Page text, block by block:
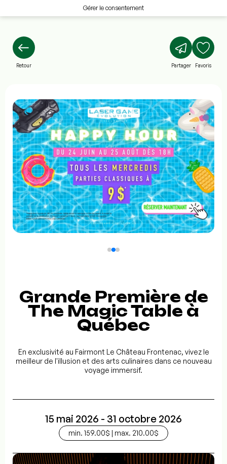
Gérer le consentement
Retour Partager Favoris
Grande Première de
The Magic Table à
Québec
En exclusivité au Fairmont Le Château Frontenac, vivez le
meilleur de l'illusion et des arts culinaires dans ce nouveau
voyage immersif.
15 mai 2026 - 31 octobre 2026
min. 159.00$ | max. 210.00$